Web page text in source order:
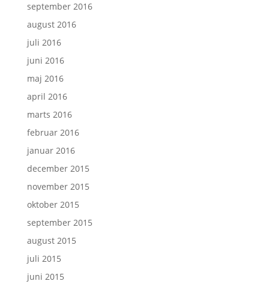
september 2016
august 2016
juli 2016
juni 2016
maj 2016
april 2016
marts 2016
februar 2016
januar 2016
december 2015
november 2015
oktober 2015
september 2015
august 2015
juli 2015
juni 2015